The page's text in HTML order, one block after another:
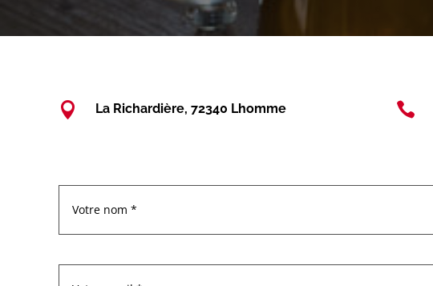
 La Richardière, 72340 Lhomme 